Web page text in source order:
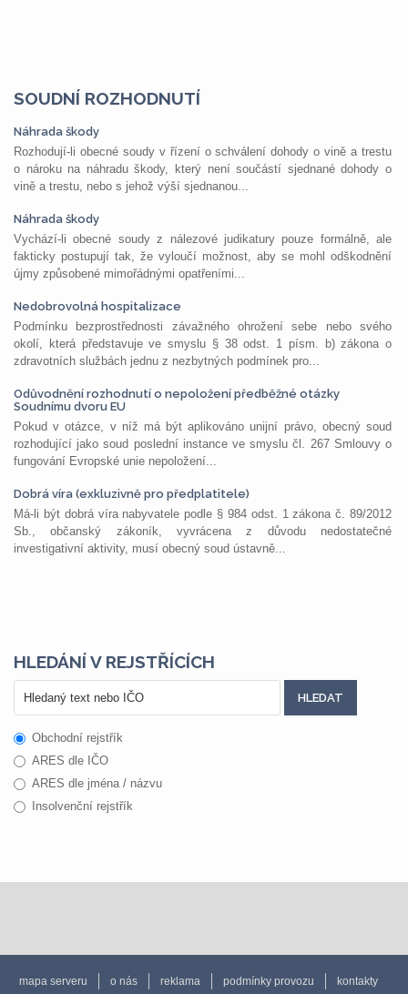
SOUDNÍ ROZHODNUTÍ
Náhrada škody
Rozhodují-li obecné soudy v řízení o schválení dohody o vině a trestu
o nároku na náhradu škody, který není součástí sjednané dohody o
vině a trestu, nebo s jehož výší sjednanou...
Náhrada škody
Vychází-li obecné soudy z nálezové judikatury pouze formálně, ale
fakticky postupují tak, že vyloučí možnost, aby se mohl odškodnění
újmy způsobené mimořádnými opatřeními...
Nedobrovolná hospitalizace
Podmínku bezprostřednosti závažného ohrožení sebe nebo svého
okolí, která představuje ve smyslu § 38 odst. 1 písm. b) zákona o
zdravotních službách jednu z nezbytných podmínek pro...
Odůvodnění rozhodnutí o nepoložení předběžné otázky
Soudnímu dvoru EU
Pokud v otázce, v níž má být aplikováno unijní právo, obecný soud
rozhodující jako soud poslední instance ve smyslu čl. 267 Smlouvy o
fungování Evropské unie nepoložení...
Dobrá víra (exkluzivně pro předplatitele)
Má-li být dobrá víra nabyvatele podle § 984 odst. 1 zákona č. 89/2012
Sb., občanský zákoník, vyvrácena z důvodu nedostatečné
investigativní aktivity, musí obecný soud ústavně...
HLEDÁNÍ V REJSTŘÍCÍCH
Obchodní rejstřík
ARES dle IČO
ARES dle jména / názvu
Insolvenční rejstřík
mapa serveru o nás reklama podmínky provozu kontakty